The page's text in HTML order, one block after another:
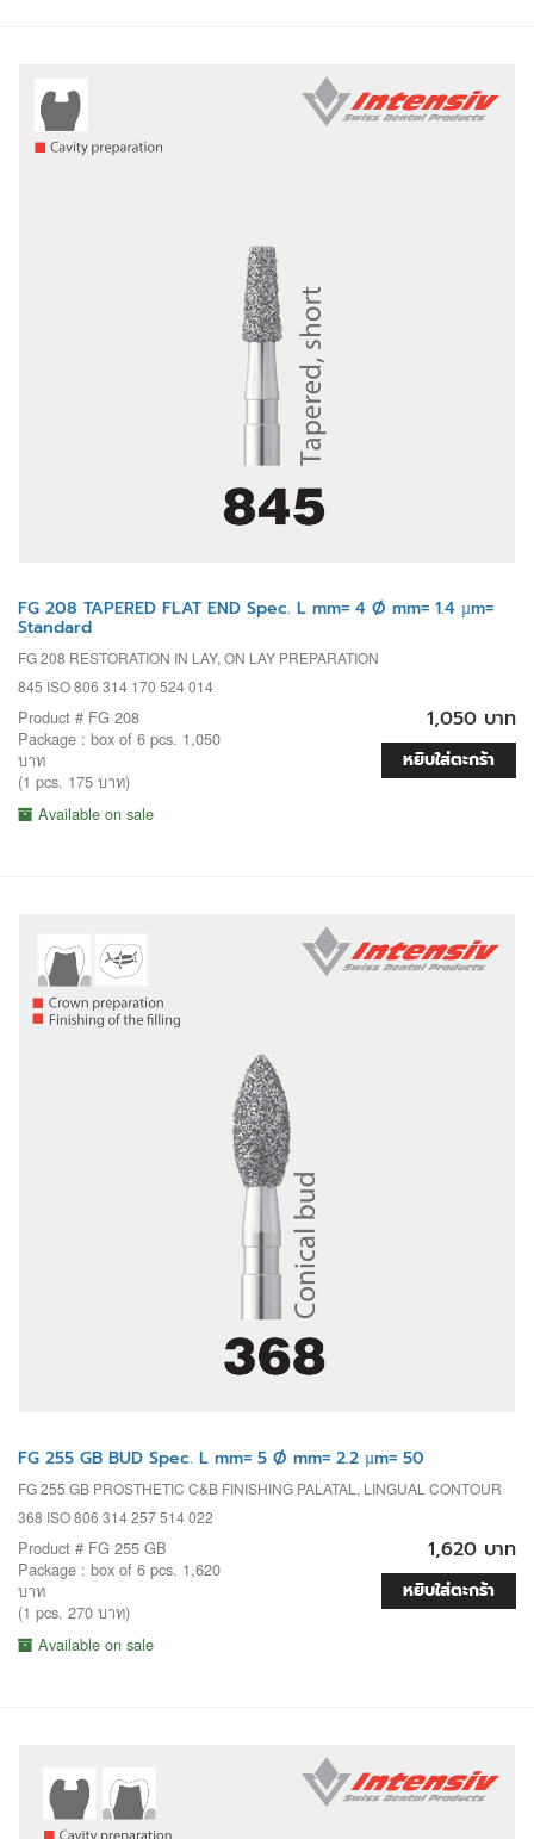
FG 208 TAPERED FLAT END Spec. L mm= 4 Ø mm= 1.4 µm=
Standard
FG 208 RESTORATION IN LAY, ON LAY PREPARATION
845 ISO 806 314 170 524 014
Product # FG 208
Package : box of 6 pcs. 1,050
บาท
(1 pcs. 175 บาท)
Available on sale
1,050 บาท
หยิบใส่ตะกร้า
FG 255 GB BUD Spec. L mm= 5 Ø mm= 2.2 µm= 50
FG 255 GB PROSTHETIC C&B FINISHING PALATAL, LINGUAL CONTOUR
368 ISO 806 314 257 514 022
Product # FG 255 GB
Package : box of 6 pcs. 1,620
บาท
(1 pcs. 270 บาท)
Available on sale
1,620 บาท
หยิบใส่ตะกร้า